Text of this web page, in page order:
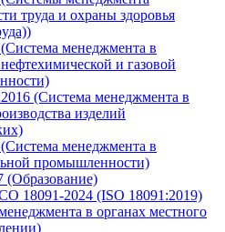
труда и охраны здоровья
менеджмента в
и газовой
(Система менеджмента в
изделий
менеджмента в
промышленности)
(Образование)
18091-2024 (ISO 18091:2019)
в органах местного